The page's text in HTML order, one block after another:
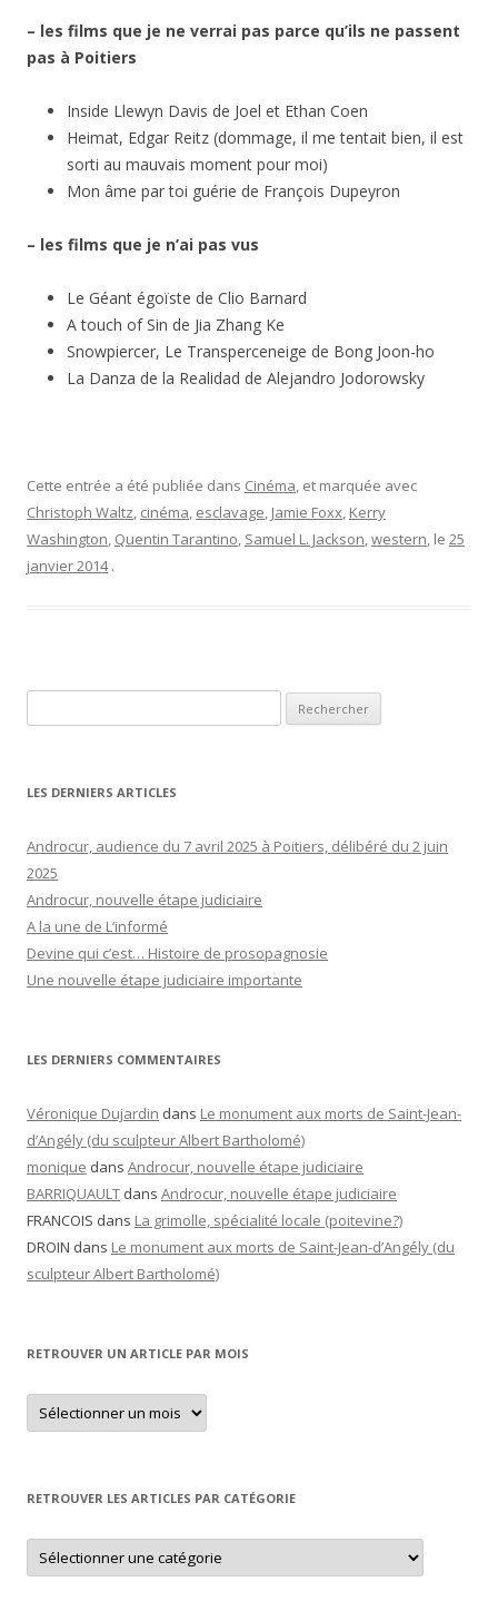
– les films que je ne verrai pas parce qu’ils ne passent
pas à Poitiers
Inside Llewyn Davis de Joel et Ethan Coen
Heimat, Edgar Reitz (dommage, il me tentait bien, il est
sorti au mauvais moment pour moi)
Mon âme par toi guérie de François Dupeyron
– les films que je n’ai pas vus
Le Géant égoïste de Clio Barnard
A touch of Sin de Jia Zhang Ke
Snowpiercer, Le Transperceneige de Bong Joon-ho
La Danza de la Realidad de Alejandro Jodorowsky
Cette entrée a été publiée dans Cinéma, et marquée avec
Christoph Waltz, cinéma, esclavage, Jamie Foxx, Kerry
Washington, Quentin Tarantino, Samuel L. Jackson,western, le 25
janvier 2014 .
LES DERNIERS ARTICLES
Androcur, audience du 7 avril 2025 à Poitiers, délibéré du 2 juin
2025
Androcur, nouvelle étape judiciaire
A la une de L’informé
Devine qui c’est… Histoire de prosopagnosie
Une nouvelle étape judiciaire importante
LES DERNIERS COMMENTAIRES
Véronique Dujardin dans Le monument aux morts de Saint-Jean-
d’Angély (du sculpteur Albert Bartholomé)
monique dans Androcur, nouvelle étape judiciaire
BARRIQUAULT dans Androcur, nouvelle étape judiciaire
FRANCOIS dans La grimolle, spécialité locale (poitevine?)
DROIN dans Le monument aux morts de Saint-Jean-d’Angély (du
sculpteur Albert Bartholomé)
RETROUVER UN ARTICLE PAR MOIS
Retrouver
un
article
RETROUVER LES ARTICLES PAR CATÉGORIE
Retrouver
les
articles